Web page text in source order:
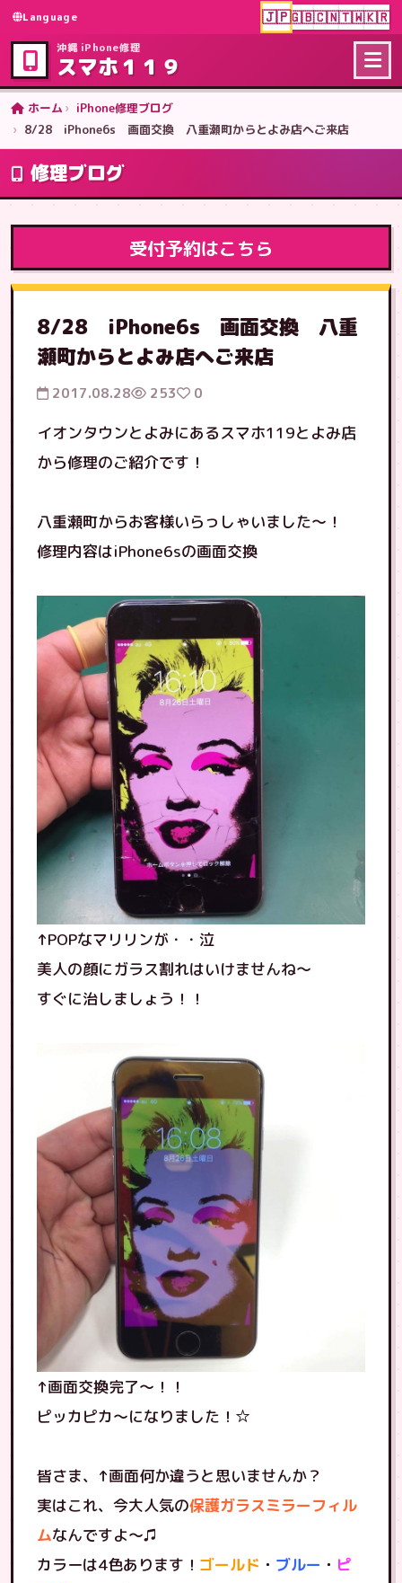
Language 🇯🇵🇬🇧🇨🇳🇹🇼🇰🇷
沖縄 iPhone修理
スマホ１１９
ホーム
iPhone修理ブログ
8/28 iPhone6s 画面交換 八重瀬町からとよみ店へご来店
修理ブログ
受付予約はこちら
8/28 iPhone6s 画面交換 八重
瀬町からとよみ店へご来店
2017.08.28 253 0
イオンタウンとよみにあるスマホ119とよみ店
から修理のご紹介です！
八重瀬町からお客様いらっしゃいました〜！
修理内容はiPhone6sの画面交換
↑POPなマリリンが・・泣
美人の顔にガラス割れはいけませんね〜
すぐに治しましょう！！
↑画面交換完了〜！！
ピッカピカ〜になりました！☆
皆さま、↑画面何か違うと思いませんか？
実はこれ、今大人気の保護ガラスミラーフィル
ムなんですよ〜♫
カラーは4色あります！ ゴールド ・ ブルー ・ ピ